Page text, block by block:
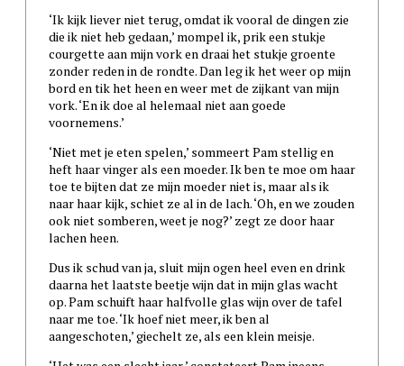
‘Ik kijk liever niet terug, omdat ik vooral de dingen zie
die ik niet heb gedaan,’ mompel ik, prik een stukje
courgette aan mijn vork en draai het stukje groente
zonder reden in de rondte. Dan leg ik het weer op mijn
bord en tik het heen en weer met de zijkant van mijn
vork. ‘En ik doe al helemaal niet aan goede
voornemens.’
‘Niet met je eten spelen,’ sommeert Pam stellig en
heft haar vinger als een moeder. Ik ben te moe om haar
toe te bijten dat ze mijn moeder niet is, maar als ik
naar haar kijk, schiet ze al in de lach. ‘Oh, en we zouden
ook niet somberen, weet je nog?’ zegt ze door haar
lachen heen.
Dus ik schud van ja, sluit mijn ogen heel even en drink
daarna het laatste beetje wijn dat in mijn glas wacht
op. Pam schuift haar halfvolle glas wijn over de tafel
naar me toe. ‘Ik hoef niet meer, ik ben al
aangeschoten,’ giechelt ze, als een klein meisje.